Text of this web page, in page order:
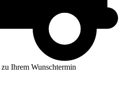
zu Ihrem Wunschtermin